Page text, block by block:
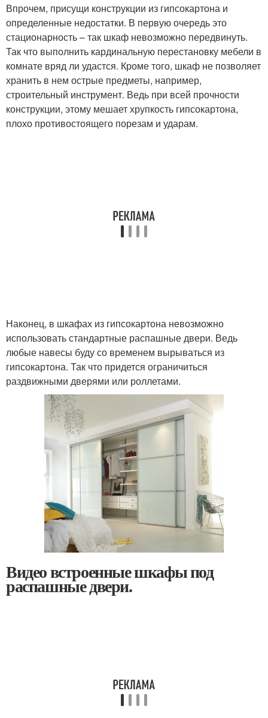
Впрочем, присущи конструкции из гипсокартона и
определенные недостатки. В первую очередь это
стационарность – так шкаф невозможно передвинуть.
Так что выполнить кардинальную перестановку мебели в
комнате вряд ли удастся. Кроме того, шкаф не позволяет
хранить в нем острые предметы, например,
строительный инструмент. Ведь при всей прочности
конструкции, этому мешает хрупкость гипсокартона,
плохо противостоящего порезам и ударам.
Наконец, в шкафах из гипсокартона невозможно
использовать стандартные распашные двери. Ведь
любые навесы буду со временем вырываться из
гипсокартона. Так что придется ограничиться
раздвижными дверями или роллетами.
Видео встроенные шкафы под
распашные двери.